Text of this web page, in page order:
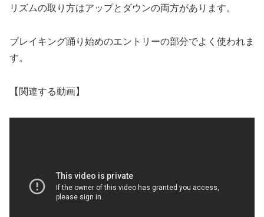
リズムの取り方はアップとダウンの両方があります。
ブレイキング踊り始めのエントリーの部分でよく使われま
す。
【関連する動画】